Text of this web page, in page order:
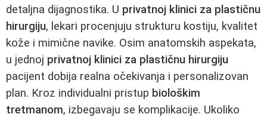
detaljna dijagnostika. U privatnoj klinici za plastičnu
hirurgiju, lekari procenjuju strukturu kostiju, kvalitet
kože i mimične navike. Osim anatomskih aspekata,
u jednoj privatnoj klinici za plastičnu hirurgiju
pacijent dobija realna očekivanja i personalizovan
plan. Kroz individualni pristup biološkim
tretmanom, izbegavaju se komplikacije. Ukoliko